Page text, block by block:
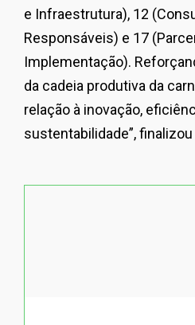
e Infraestrutura), 12
Responsáveis) e 17
Implementação).
da cadeia produtiva da
relação à inovação,
sustentabilidade”,